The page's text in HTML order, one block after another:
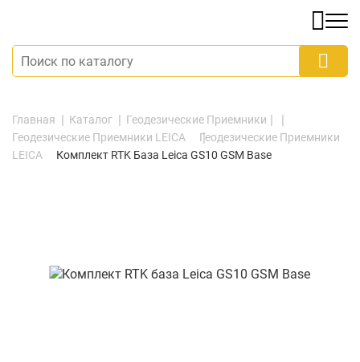
Главная Каталог
Геодезические Приемники
Геодезические Приемники LEICA
Геодезические Приемники
LEICA
Комплект RTK База Leica GS10 GSM Base